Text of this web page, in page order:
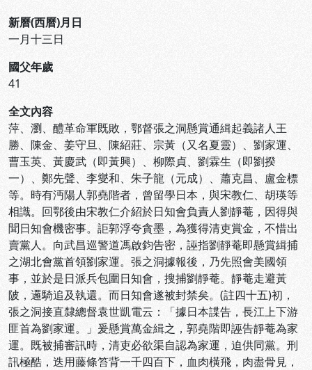
新曆(西曆)月日
一月十三日
國父年歲
41
全文內容
萍、瀏、醴革命軍既敗，鄂督張之洞懸賞通緝起義諸人王
勝、陳金、姜守旦、陳紹莊、宗黃（又名夏靈）、劉家運、
曹玉英、黃慶武（即黃興）、柳際貞、劉霖生（即劉揆
一）、鄭先聲、李燮和、朱子龍（元成）、蕭克昌、盧金標
等。時有沔陽人郭堯階者，曾留學日本，與宋教仁、胡瑛等
相識。回鄂後由宋教仁介紹於日知會負責人劉靜菴，因得與
聞日知會機密事。詎郭浮夸貪墨，為獲得清吏賞金，不惜出
賣黨人。向武昌巡警道馮啟鈞告密，誣指劉靜菴即懸賞緝捕
之湖北會黨首領劉家運。張之洞據報後，乃先照會美國領
事，並於是日派兵包圍日知會，搜捕劉靜菴。靜菴走避黃
陂，邏騎追及執還。而日知會遂被封禁矣。(註四十五)初，
張之洞接直隸總督袁世凱電云：「據日本諜告，長江上下游
匪首為劉家運。」爰懸賞萬金緝之，郭堯階即誣告靜菴為家
運。既被捕審訊時，清吏必欲渠自認為家運，迫供同黨。刑
訊極酷，迭用藤條笞背一千四百下，血肉橫飛，肉盡骨見，